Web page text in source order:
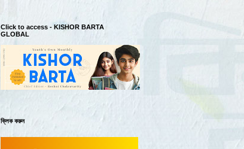
Click to access - KISHOR BARTA
GLOBAL
ক্লিক করুন